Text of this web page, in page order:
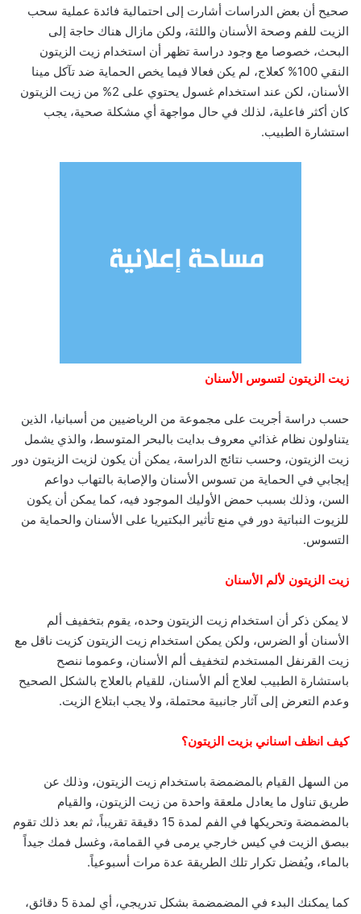
صحيح أن بعض الدراسات أشارت إلى احتمالية فائدة عملية سحب
الزيت للفم وصحة الأسنان واللثة، ولكن مازال هناك حاجة إلى
البحث، خصوصا مع وجود دراسة تظهر أن استخدام زيت الزيتون
النقي 100% كعلاج، لم يكن فعالا فيما يخص الحماية ضد تآكل مينا
الأسنان، لكن عند استخدام غسول يحتوي على 2% من زيت الزيتون
كان أكثر فاعلية، لذلك في حال مواجهة أي مشكلة صحية، يجب
استشارة الطبيب.
زيت الزيتون لتسوس الأسنان
حسب دراسة أجريت على مجموعة من الرياضيين من أسبانيا، الذين
يتناولون نظام غذائي معروف بدايت بالبحر المتوسط، والذي يشمل
زيت الزيتون، وحسب نتائج الدراسة، يمكن أن يكون لزيت الزيتون دور
إيجابي في الحماية من تسوس الأسنان والإصابة بالتهاب دواعم
السن، وذلك بسبب حمض الأوليك الموجود فيه، كما يمكن أن يكون
للزيوت النباتية دور في منع تأثير البكتيريا على الأسنان والحماية من
التسوس.
زيت الزيتون لألم الأسنان
لا يمكن ذكر أن استخدام زيت الزيتون وحده، يقوم بتخفيف ألم
الأسنان أو الضرس، ولكن يمكن استخدام زيت الزيتون كزيت ناقل مع
زيت القرنفل المستخدم لتخفيف ألم الأسنان، وعموما ننصح
باستشارة الطبيب لعلاج ألم الأسنان، للقيام بالعلاج بالشكل الصحيح
وعدم التعرض إلى آثار جانبية محتملة، ولا يجب ابتلاع الزيت.
كيف انظف اسناني بزيت الزيتون؟
من السهل القيام بالمضمضة باستخدام زيت الزيتون، وذلك عن
طريق تناول ما يعادل ملعقة واحدة من زيت الزيتون، والقيام
بالمضمضة وتحريكها في الفم لمدة 15 دقيقة تقريباً، ثم بعد ذلك تقوم
ببصق الزيت في كيس خارجي يرمى في القمامة، وغسل فمك جيداً
بالماء، ويُفضل تكرار تلك الطريقة عدة مرات أسبوعياً.
كما يمكنك البدء في المضمضمة بشكل تدريجي، أي لمدة 5 دقائق،